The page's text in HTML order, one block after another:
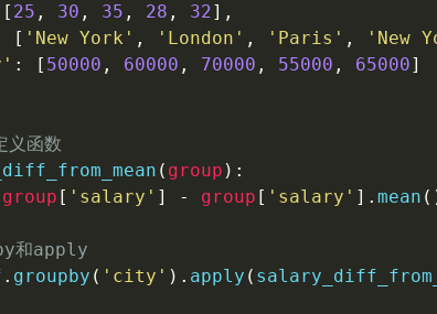
[ 25 , 30 , 35 , 28 , 32] ,
[ 'New York' , 'London' , 'Paris' , 'New
: [ 50000 , 60000 , 70000 , 55000 , 65000]
义函数
( group ) :
group [ 'salary' ] - group [ 'salary' ] . mean (
和apply
. groupby ( 'city' ) . apply (